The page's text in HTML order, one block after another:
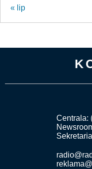
« lip
Centrala: